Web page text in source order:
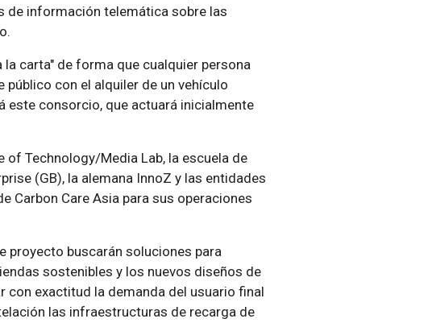
de información telemática sobre las
carta" de forma que cualquier persona
con el alquiler de un vehículo
este consorcio, que actuará inicialmente
Technology/Media Lab, la escuela de
(GB), la alemana InnoZ y las entidades
Carbon Care Asia para sus operaciones
proyecto buscarán soluciones para
sostenibles y los nuevos diseños de
con exactitud la demanda del usuario final
las infraestructuras de recarga de